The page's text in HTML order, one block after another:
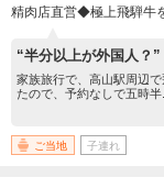
精肉店直営◆極上飛騨牛
“半分以上が外国人？”
家族旅行で、高山駅周辺
たので、予約なしで五時半...
ご当地 子連れ